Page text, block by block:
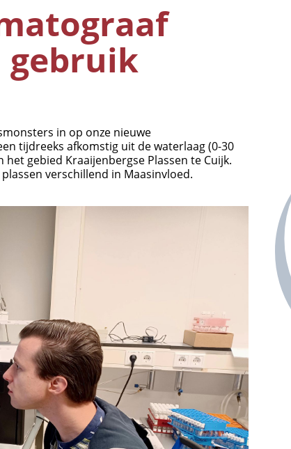
gebruik
in op onze nieuwe
tijdreeks afkomstig uit de waterlaag (0-30
gebied Kraaijenbergse Plassen te Cuijk.
verschillend in Maasinvloed.